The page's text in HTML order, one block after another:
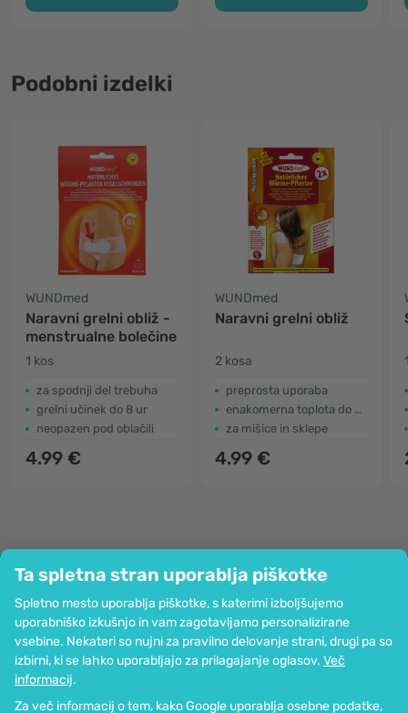
Ta spletna stran uporablja piškotke
Spletno mesto uporablja piškotke, s katerimi izboljšujemo
uporabniško izkušnjo in vam zagotavljamo personalizirane
vsebine. Nekateri so nujni za pravilno delovanje strani, drugi pa so
izbirni, ki se lahko uporabljajo za prilagajanje oglasov. Več
informacij.
Za več informacij o tem, kako Google uporablja osebne podatke,
Podobni izdelki
WUNDmed
Naravni grelni obliž -
menstrualne bolečine
1 kos
za spodnji del trebuha
grelni učinek do 8 ur
neopazen pod oblačili
4.99 €
WUNDmed
Naravni grelni obliž
2 kosa
preprosta uporaba
enakomerna toplota do 8 ur
za mišice in sklepe
4.99 €
Podjetje
Informacije
Pridružite se nam
Pomoč in naročila